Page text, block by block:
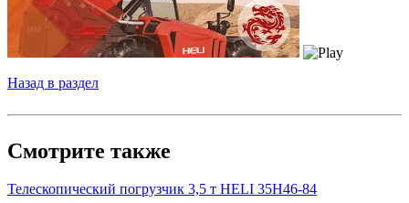
Назад в раздел
Смотрите также
Телескопический погрузчик 3,5 т HELI 35H46-84